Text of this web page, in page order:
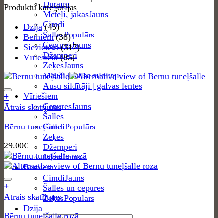
Dūraiņi
Mēteļi, jakas
Cimdi
Šalles
Cepures
Džemperi
Zeķes
Mauči | pulsa sildītāji
Ausu sildītāji | galvas lentes
Vīriešiem
Cepures
Šalles
Cimdi
Zeķes
Džemperi
Jakas
Bērniem
Cimdi
Šalles un cepures
Zeķes
Dzija
Produktu kategorijas
Dzija (45)
Bērniem (38)
Sievietēm (317)
Vīriešiem (85)
+
Ātrais skatījums
Bērnu tuneļšalle
29.00€
+
Ātrais skatījums
Bērnu tuneļšalle rozā